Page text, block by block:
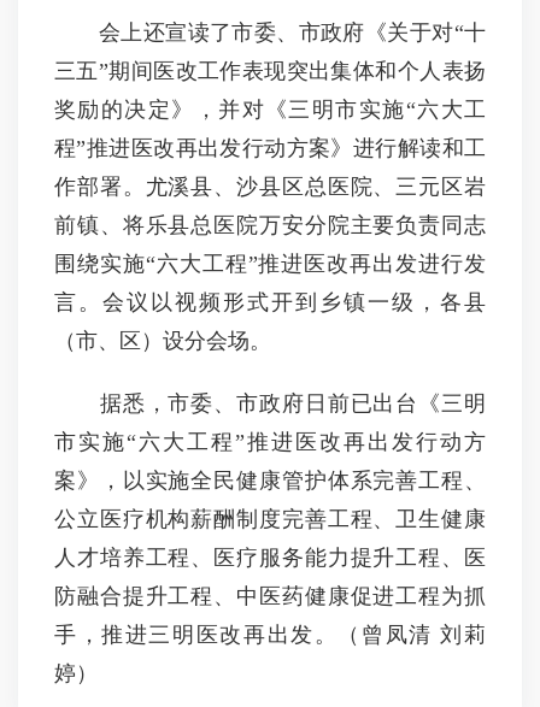
会上还宣读了市委、市政府《关于对“十
三五”期间医改工作表现突出集体和个人表扬
奖励的决定》，并对《三明市实施“六大工
程”推进医改再出发行动方案》进行解读和工
作部署。尤溪县、沙县区总医院、三元区岩
前镇、将乐县总医院万安分院主要负责同志
围绕实施“六大工程”推进医改再出发进行发
言。会议以视频形式开到乡镇一级，各县
（市、区）设分会场。
据悉，市委、市政府日前已出台《三明
市实施“六大工程”推进医改再出发行动方
案》，以实施全民健康管护体系完善工程、
公立医疗机构薪酬制度完善工程、卫生健康
人才培养工程、医疗服务能力提升工程、医
防融合提升工程、中医药健康促进工程为抓
手，推进三明医改再出发。（曾凤清 刘莉
婷）